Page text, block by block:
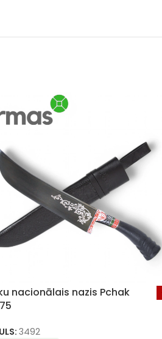
nacionālais nazis Pchak
3492